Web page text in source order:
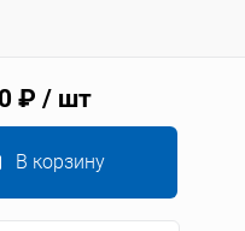
₽ / шт
В корзину